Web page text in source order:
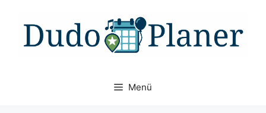
Inhalt
springen
Menü